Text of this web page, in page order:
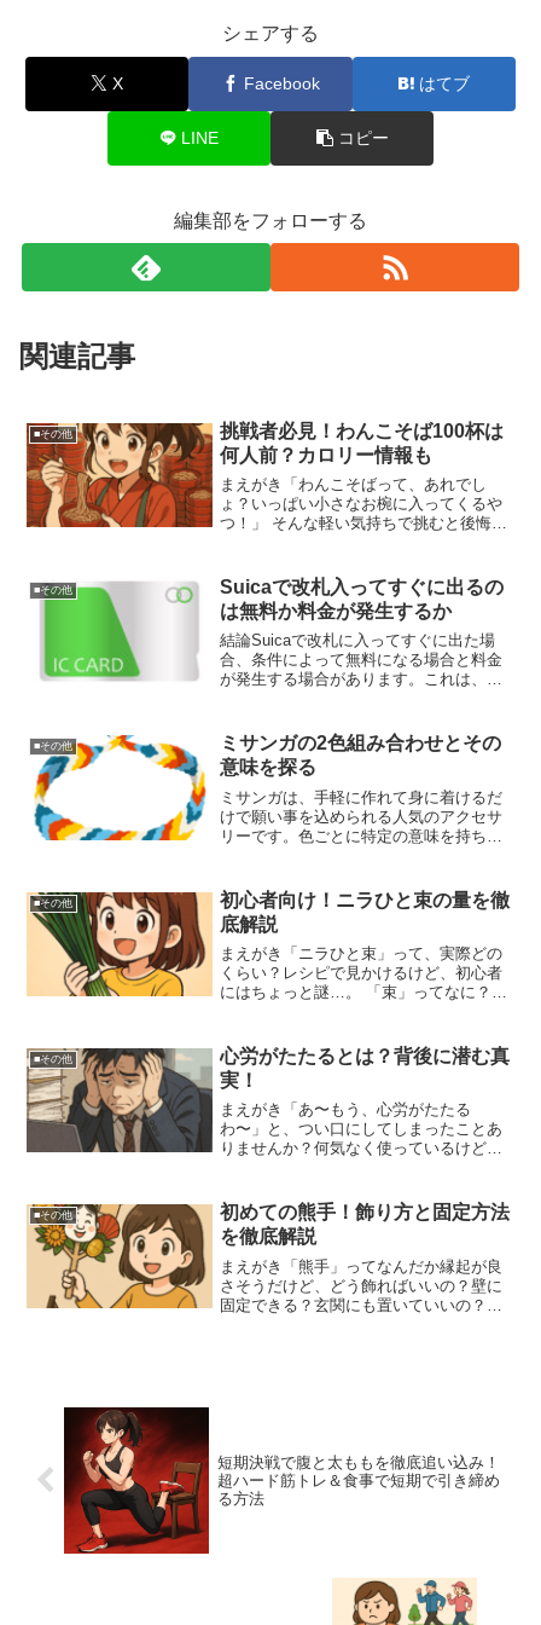
シェアする
X Facebook はてブ
LINE コピー
編集部をフォローする
関連記事
■その他
挑戦者必見！わんこそば100杯は
何人前？カロリー情報も
まえがき「わんこそばって、あれでし
ょ？いっぱい小さなお椀に入ってくるや
つ！」 そんな軽い気持ちで挑むと後悔す
の？”から“カロリーや大会情報”まで、愉
快にサクッと解...
■その他
Suicaで改札入ってすぐに出るの
は無料か料金が発生するか
結論Suicaで改札に入ってすぐに出た場
合、条件によって無料になる場合と料金
が発生する場合があります。これは、鉄
の入場・出場に対して特別な処理を行う
ことがありますが、多...
■その他
ミサンガの2色組み合わせとその
意味を探る
ミサンガは、手軽に作れて身に着けるだ
けで願い事を込められる人気のアクセサ
リーです。色ごとに特定の意味を持ち、
色の意味、作り方、そして恋愛や友情な
ど目的に応じた選び方をご...
■その他
初心者向け！ニラひと束の量を徹
底解説
まえがき「ニラひと束」って、実際どの
くらい？レシピで見かけるけど、初心者
にはちょっと謎…。 「束」ってなに？
同じ量なの？」「小さい束と大きい束の
違いは？」「そもそも何...
■その他
心労がたたるとは？背後に潜む真
実！
まえがき「あ〜もう、心労がたたる
わ〜」と、つい口にしてしまったことあ
りませんか？何気なく使っているけど、
は、その心労がたたるとは、体のどんな
ささやきを受けている状態なの...
■その他
初めての熊手！飾り方と固定方法
を徹底解説
まえがき「熊手」ってなんだか縁起が良
さそうだけど、どう飾ればいいの？壁に
固定できる？玄関にも置いていいの？そ
短期決戦で腹と太ももを徹底追い込み！
超ハード筋トレ＆食事で短期で引き締め
る方法